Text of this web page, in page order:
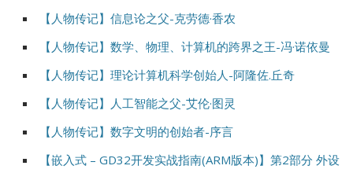
【人物传记】信息论之父-克劳德·香农
【人物传记】数学、物理、计算机的跨界之王-冯·诺依曼
【人物传记】理论计算机科学创始人-阿隆佐.丘奇
【人物传记】人工智能之父-艾伦·图灵
【人物传记】数字文明的创始者-序言
【嵌入式 – GD32开发实战指南(ARM版本)】第2部分 外设